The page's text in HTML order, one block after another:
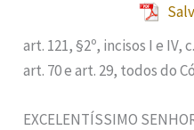
art. 121, §2º, incisos I e IV,
art. 70 e art. 29, todos do
EXCELENTÍSSIMO